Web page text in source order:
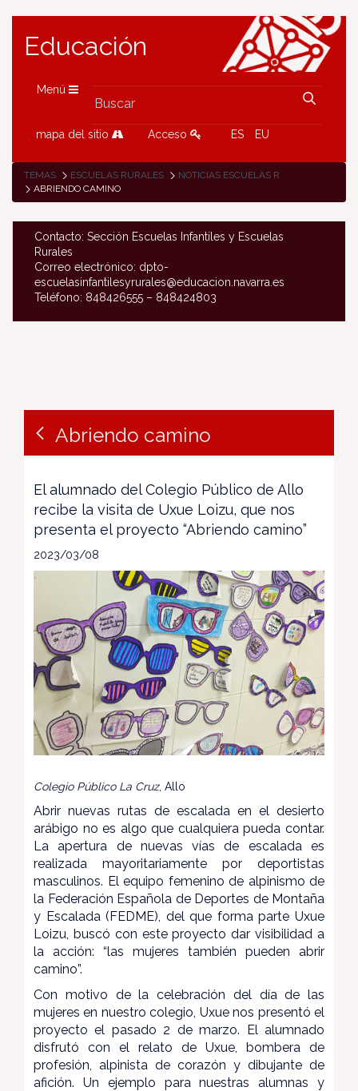
Educación
Menú
mapa del sitio Acceso ES EU
TEMAS ESCUELAS RURALES
NOTICIAS ESCUELAS RURALES
ABRIENDO CAMINO
Contacto: Sección Escuelas Infantiles y Escuelas
Rurales
Correo electrónico: dpto-
escuelasinfantilesyrurales@educacion.navarra.es
Teléfono: 848426555 – 848424803
Abriendo camino
El alumnado del Colegio Público de Allo
recibe la visita de Uxue Loizu, que nos
presenta el proyecto “Abriendo camino”
2023/03/08
Colegio Público La Cruz, Allo
Abrir nuevas rutas de escalada en el desierto
arábigo no es algo que cualquiera pueda contar.
La apertura de nuevas vías de escalada es
realizada mayoritariamente por deportistas
masculinos. El equipo femenino de alpinismo de
la Federación Española de Deportes de Montaña
y Escalada (FEDME), del que forma parte Uxue
Loizu, buscó con este proyecto dar visibilidad a
la acción: “las mujeres también pueden abrir
camino”.
Con motivo de la celebración del día de las
mujeres en nuestro colegio, Uxue nos presentó el
proyecto el pasado 2 de marzo. El alumnado
disfrutó con el relato de Uxue, bombera de
profesión, alpinista de corazón y dibujante de
afición. Un ejemplo para nuestras alumnas y